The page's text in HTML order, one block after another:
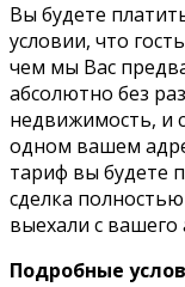
Вы будете
условии, что
чем мы Вас
абсолютно без
недвижимость, и
одном вашем
тариф вы будете
сделка
выехали с вашего
Подробные